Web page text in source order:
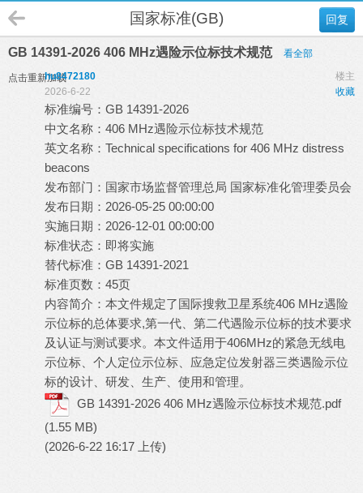
回复
国家标准(GB)
GB 14391-2026 406 MHz遇险示位标技术规范 看全部
点击重新加载 楼主
hu8472180
收藏
2026-6-22
标准编号：GB 14391-2026
中文名称：406 MHz遇险示位标技术规范
英文名称：Technical specifications for 406 MHz distress
beacons
发布部门：国家市场监督管理总局 国家标准化管理委员会
发布日期：2026-05-25 00:00:00
实施日期：2026-12-01 00:00:00
标准状态：即将实施
替代标准：GB 14391-2021
标准页数：45页
内容简介：本文件规定了国际搜救卫星系统406 MHz遇险
示位标的总体要求,第一代、第二代遇险示位标的技术要求
及认证与测试要求。本文件适用于406MHz的紧急无线电
示位标、个人定位示位标、应急定位发射器三类遇险示位
标的设计、研发、生产、使用和管理。
GB 14391-2026 406 MHz遇险示位标技术规范.pdf
(1.55 MB)
(2026-6-22 16:17 上传)